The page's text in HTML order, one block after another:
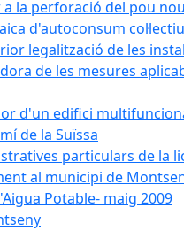
la perforació del pou
d'autoconsum
legalització de les
de les mesures
d'un edifici
de la Suïssa
particulars de la
al municipi de
Potable- maig 2009